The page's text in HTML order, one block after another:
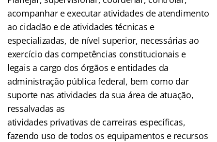
acompanhar e executar atividades de atendimento
ao cidadão e de atividades técnicas e
especializadas, de nível superior, necessárias ao
exercício das competências constitucionais e
legais a cargo dos órgãos e entidades da
administração pública federal, bem como dar
suporte nas atividades da sua área de atuação,
ressalvadas as
atividades privativas de carreiras específicas,
fazendo uso de todos os equipamentos e recursos